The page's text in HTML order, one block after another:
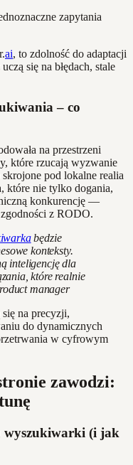
ai, to zdolność do adaptacji
się na błędach, stale
– co
na przestrzeni
które rzucają wyzwanie
pod lokalne realia
które nie tylko dogania,
konkurencję —
z RODO.
będzie
konteksty.
inteligencję dla
które realnie
manager
na precyzji,
do dynamicznych
w cyfrowym
zawodzi:
wyszukiwarki (i jak